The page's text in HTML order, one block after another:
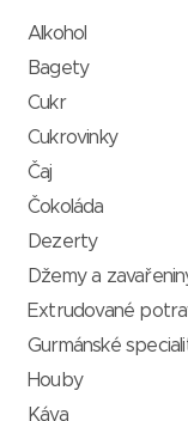
Alkohol
Bagety
Cukr
Cukrovinky
Čaj
Čokoláda
Dezerty
Džemy a
Extrudované
Gurmánské
Houby
Káva